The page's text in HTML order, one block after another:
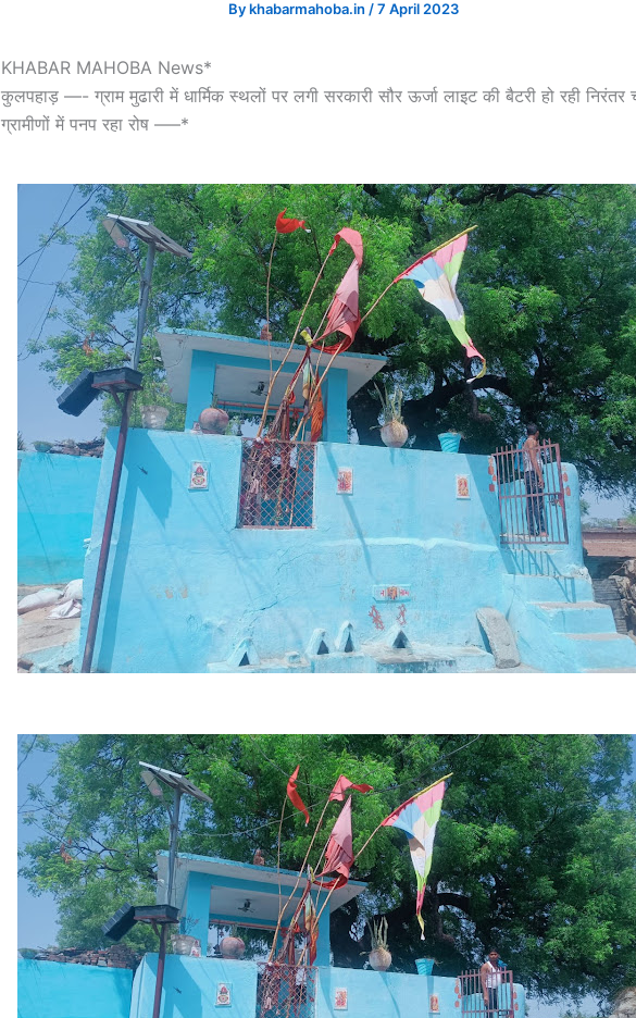
Bykhabarmahoba.in /7 April 2023
KHABAR MAHOBA News*
कुलपहाड़ —- ग्राम मुढारी में धार्मिक स्थलों पर लगी सरकारी सौर ऊर्जा लाइट की बैटरी हो रही निरंतर
ग्रामीणों में पनप रहा रोष —–*